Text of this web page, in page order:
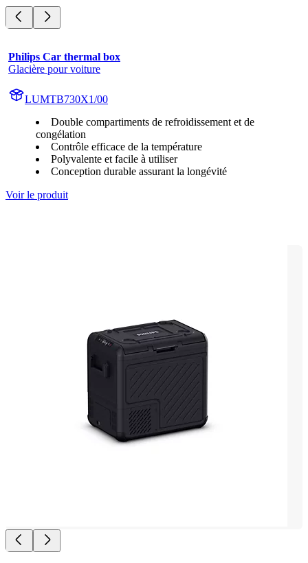
Philips Car thermal box
Glacière pour voiture
LUMTB730X1/00
Double compartiments de refroidissement et de
congélation
Contrôle efficace de la température
Polyvalente et facile à utiliser
Conception durable assurant la longévité
Voir le produit